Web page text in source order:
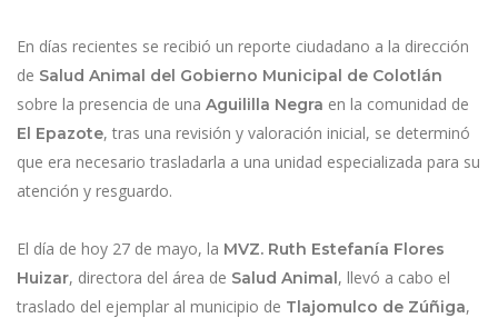
En días recientes se recibió un reporte ciudadano a la dirección
de Salud Animal del Gobierno Municipal de Colotlán
sobre la presencia de una Aguililla Negra en la comunidad de
El Epazote, tras una revisión y valoración inicial, se determinó
que era necesario trasladarla a una unidad especializada para su
atención y resguardo.
El día de hoy 27 de mayo, la MVZ. Ruth Estefanía Flores
Huizar, directora del área de Salud Animal, llevó a cabo el
traslado del ejemplar al municipio de Tlajomulco de Zúñiga,